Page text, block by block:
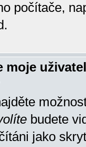
počítače,
moje
budete
jako